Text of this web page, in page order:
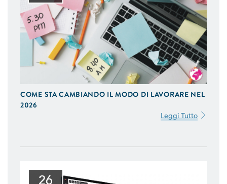
COME STA CAMBIANDO IL MODO DI LAVORARE NEL
2026
Leggi Tutto